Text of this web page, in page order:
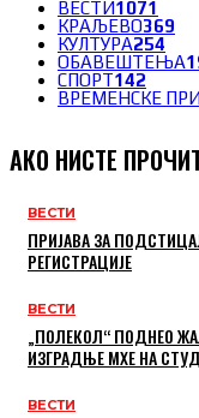
ВЕСТИ1071
КРАЉЕВО369
КУЛТУРА254
ОБАВЕШТЕЊА
СПОРТ142
ВРЕМЕНСКЕ
АКО НИСТЕ
ВЕСТИ
ПРИЈАВА ЗА
РЕГИСТРАЦИЈЕ
ВЕСТИ
„ПОЛЕКОЛ“ ПОДНЕО
ИЗГРАДЊЕ МХЕ НА
ВЕСТИ